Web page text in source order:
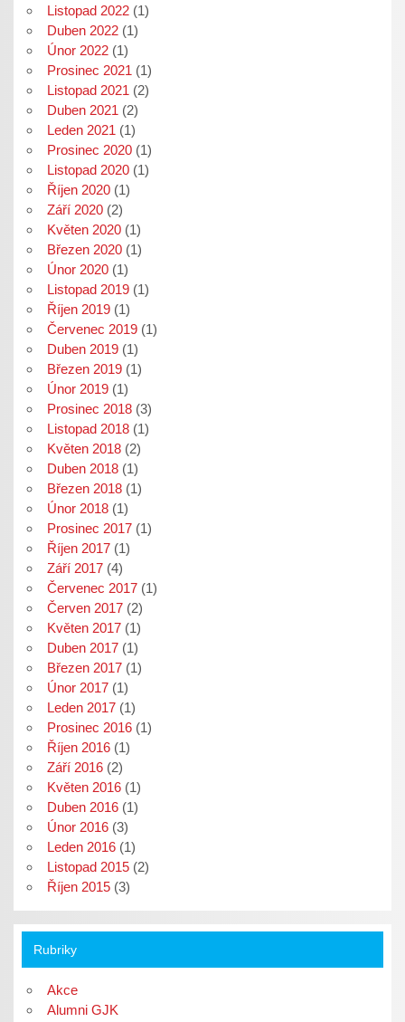
Listopad 2022(1)
Duben 2022(1)
Únor 2022(1)
Prosinec 2021 (1)
Listopad 2021 (2)
Duben 2021 (2)
Leden 2021 (1)
Prosinec 2020(1)
Listopad 2020(1)
Říjen 2020(1)
Září 2020(2)
Květen 2020(1)
Březen 2020(1)
Únor 2020(1)
Listopad 2019(1)
Říjen 2019(1)
Červenec 2019(1)
Duben 2019(1)
Březen 2019(1)
Únor 2019(1)
Prosinec 2018(3)
Listopad 2018(1)
Květen 2018(2)
Duben 2018(1)
Březen 2018(1)
Únor 2018(1)
Prosinec 2017(1)
Říjen 2017(1)
Září 2017(4)
Červenec 2017(1)
Červen 2017(2)
Květen 2017(1)
Duben 2017(1)
Březen 2017(1)
Únor 2017(1)
Leden 2017(1)
Prosinec 2016(1)
Říjen 2016(1)
Září 2016(2)
Květen 2016(1)
Duben 2016(1)
Únor 2016(3)
Leden 2016(1)
Listopad 2015(2)
Říjen 2015(3)
Rubriky
Akce
Alumni GJK